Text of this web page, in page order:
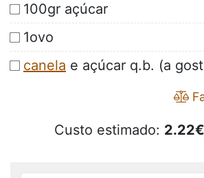
100gr açúcar
1ovo
canela e açúcar q.b. (a
Custo estimado: 2.22€